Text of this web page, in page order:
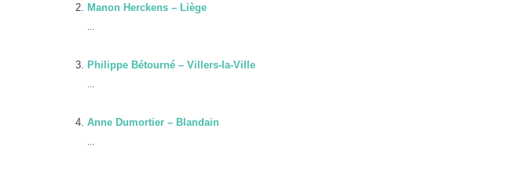
Manon Herckens – Liège
Philippe Bétourné – Villers-la-Ville
Anne Dumortier – Blandain